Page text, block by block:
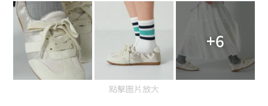
+6
點擊圖片放大